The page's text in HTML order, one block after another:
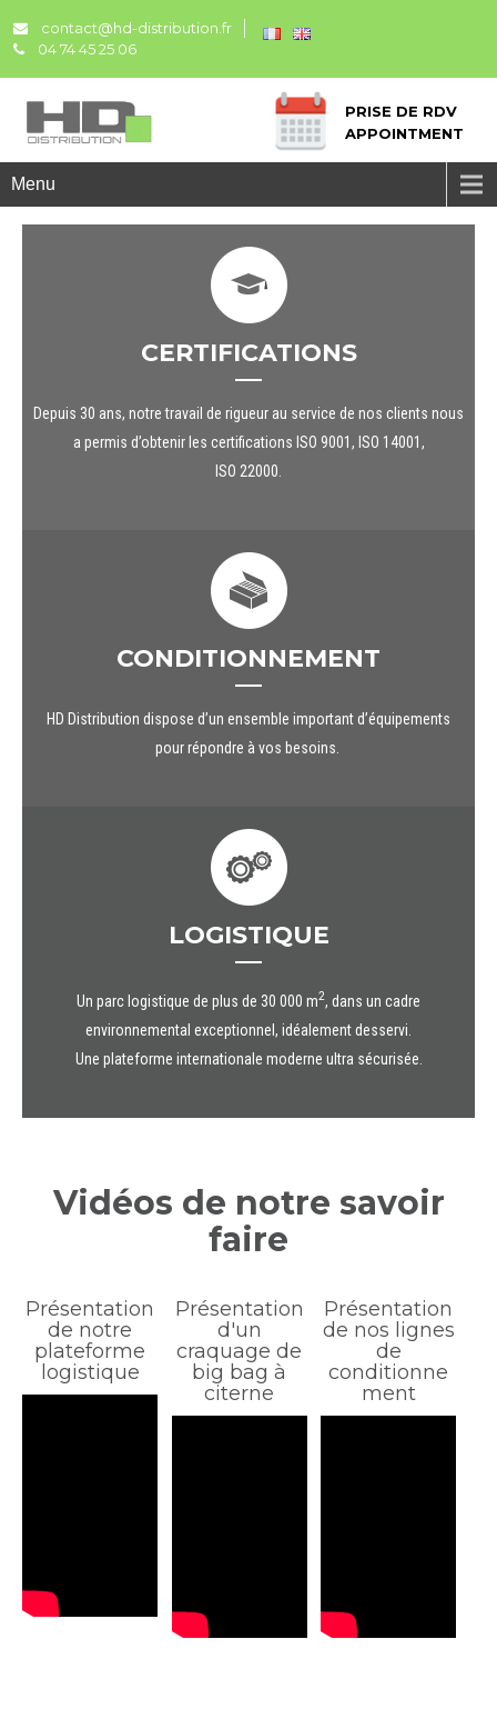
contact@hd-distribution.fr
04 74 45 25 06
Menu
PRISE DE RDV
APPOINTMENT
HD Distribution, un réel partenaire
HD Distribution, un réel partenaire
CERTIFICATIONS
Depuis 30 ans, notre travail de rigueur au service de nos clients nous
a permis d’obtenir les certifications ISO 9001, ISO 14001,
ISO 22000.
CONDITIONNEMENT
HD Distribution dispose d’un ensemble important d’équipements
pour répondre à vos besoins.
LOGISTIQUE
Un parc logistique de plus de 30 000 m2, dans un cadre
environnemental exceptionnel, idéalement desservi.
Une plateforme internationale moderne ultra sécurisée.
Vidéos de notre savoir
faire
Présentation
de notre
plateforme
logistique
Présentation
d'un
craquage de
big bag à
citerne
Présentation
de nos lignes
de
conditionne
ment